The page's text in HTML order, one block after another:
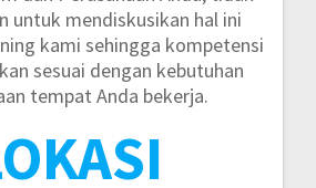
untuk mendiskusikan hal ini
kami sehingga kompetensi
sesuai dengan kebutuhan
tempat Anda bekerja.